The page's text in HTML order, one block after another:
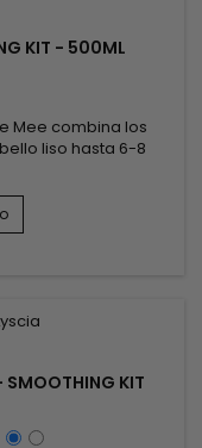
KIT - 500ML
Mee combina los
liso hasta 6-8
total del
tipo de cabello,
incluso dañado. ¡¡El
y no daña
SMOOTHING KIT